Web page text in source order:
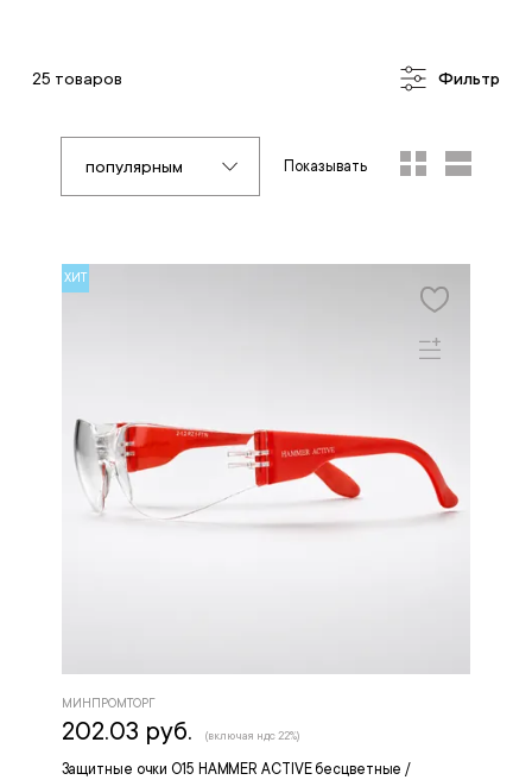
25 товаров Фильтр
популярным Показывать
ХИТ
Защитные очки О15 HAMMER ACTIVE бесцветные /
МИНПРОМТОРГ
202.03 руб. (включая ндс 22%)